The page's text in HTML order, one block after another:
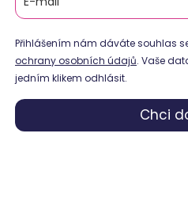
Přihlášením nám dáváte souhlas
ochrany osobních údajů. Vaše
jedním klikem odhlásit.
Chci